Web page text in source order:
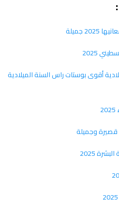
2025
أقوى بوستات راس السنة الميلادية
2025